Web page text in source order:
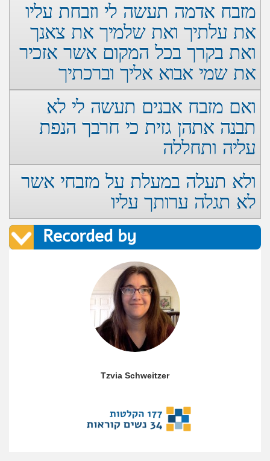
מזבח אדמה תעשה לי וזבחת עליו
את עלתיך ואת שלמיך את צאנך
ואת בקרך בכל המקום אשר אזכיר
את שמי אבוא אליך וברכתיך
ואם מזבח אבנים תעשה לי לא
תבנה אתהן גזית כי חרבך הנפת
עליה ותחללה
ולא תעלה במעלת על מזבחי אשר
לא תגלה ערותך עליו
Recorded by
Tzvia Schweitzer